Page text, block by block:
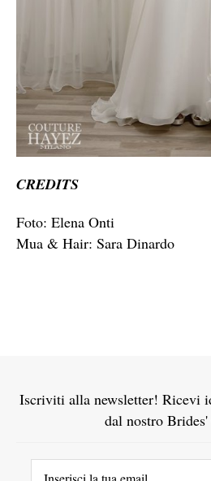
CREDITS
Foto: Elena Onti
Mua & Hair: Sara Dinardo
Iscriviti alla newsletter! Ricevi
dal nostro